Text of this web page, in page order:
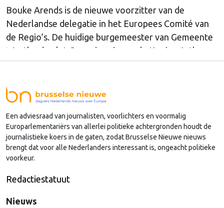
Bouke Arends is de nieuwe voorzitter van de
Nederlandse delegatie in het Europees Comité van
de Regio’s. De huidige burgemeester van Gemeente
Westland volgt Commissaris van de Koning Arthur
Nederlandse regio’s behoorlijk succesvol in hun
lobby in Brussel, en dat komt vooral omdat …
Continued
Een adviesraad van journalisten, voorlichters en voormalig
Europarlementariërs van allerlei politieke achtergronden houdt de
journalistieke koers in de gaten, zodat Brusselse Nieuwe nieuws
brengt dat voor alle Nederlanders interessant is, ongeacht politieke
voorkeur.
Redactiestatuut
Nieuws